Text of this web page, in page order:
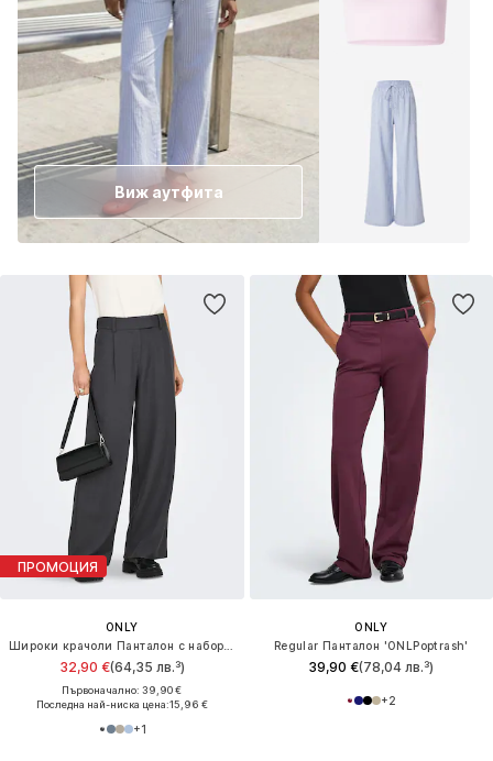
Виж аутфита
ПРОМОЦИЯ
ONLY
Широки крачоли Панталон с набор 'ONLLinda'
32,90 €(64,35 лв.³)
Първоначално: 39,90 €
Последна най-ниска цена:15,96 €
+1
ONLY
Regular Панталон 'ONLPoptrash'
39,90 €(78,04 лв.³)
+2